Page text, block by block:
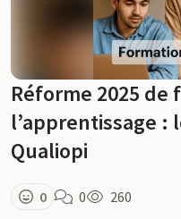
Réforme 2025 de
l’apprentissage :
Qualiopi
0 0 260